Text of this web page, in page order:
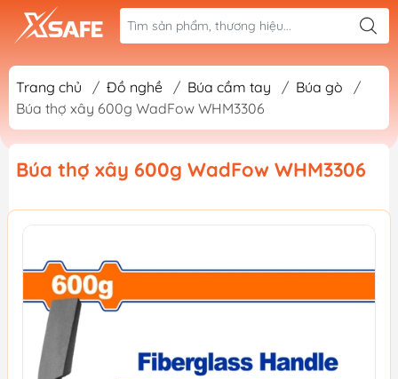
Trang chủ / Đồ nghề / Búa cầm tay / Búa gò
/
Búa thợ xây 600g WadFow WHM3306
Búa thợ xây 600g WadFow WHM3306